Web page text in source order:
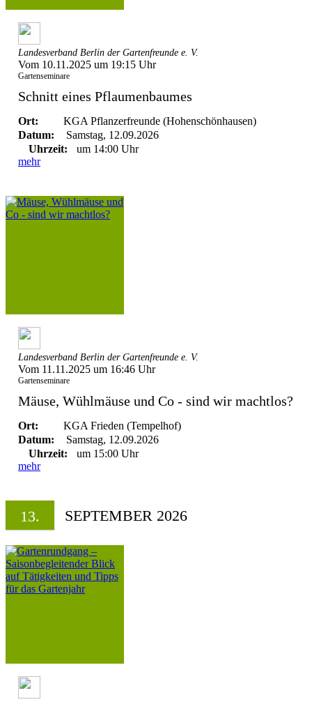
Landesverband Berlin der Gartenfreunde e. V.
Vom 10.11.2025 um 19:15 Uhr
Gartenseminare
Schnitt eines Pflaumenbaumes
Ort:
KGA Pflanzerfreunde (Hohenschönhausen)
Datum:
Samstag, 12.09.2026
Uhrzeit:
um 14:00 Uhr
mehr
Landesverband Berlin der Gartenfreunde e. V.
Vom 11.11.2025 um 16:46 Uhr
Gartenseminare
Mäuse, Wühlmäuse und Co - sind wir machtlos?
Ort:
KGA Frieden (Tempelhof)
Datum:
Samstag, 12.09.2026
Uhrzeit:
um 15:00 Uhr
mehr
13. SEPTEMBER 2026